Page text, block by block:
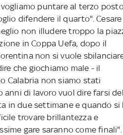
puntare al terzo
difendere il quarto". Cesare
non illudere troppo la
in Coppa Uefa, dopo il
non si vuole
che giochiamo male - il
Calabria non siamo stati
di lavoro vuol dire farsi del
in due settimane e quando si
trovare brillantezza e
gare saranno come finali".